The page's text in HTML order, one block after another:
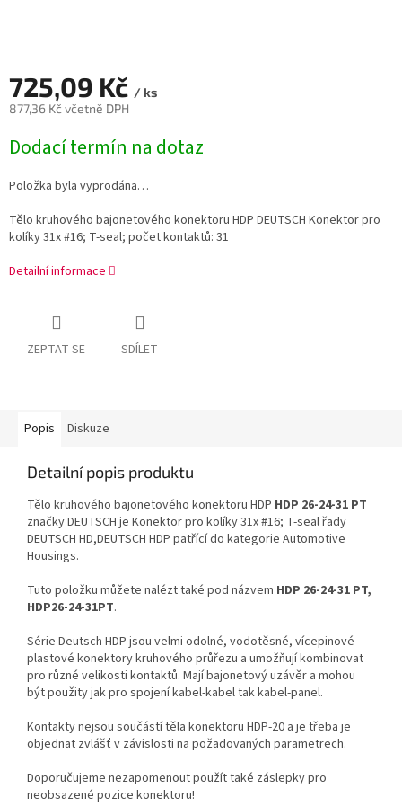
725,09 Kč / ks
877,36 Kč včetně DPH
cena:
Dodací termín na dotaz
Položka byla vyprodána…
Tělo kruhového bajonetového konektoru HDP DEUTSCH Konektor pro
kolíky 31x #16; T-seal; počet kontaktů: 31
Detailní informace
ZEPTAT SE SDÍLET
Popis Diskuze
Detailní popis produktu
Tělo kruhového bajonetového konektoru HDP HDP 26-24-31 PT
značky DEUTSCH je Konektor pro kolíky 31x #16; T-seal řady
DEUTSCH HD,DEUTSCH HDP patřící do kategorie Automotive
Housings.
Tuto položku můžete nalézt také pod názvem HDP 26-24-31 PT,
HDP26-24-31PT.
Série Deutsch HDP jsou velmi odolné, vodotěsné, vícepinové
plastové konektory kruhového průřezu a umožňují kombinovat
pro různé velikosti kontaktů. Mají bajonetový uzávěr a mohou
být použity jak pro spojení kabel-kabel tak kabel-panel.
Kontakty nejsou součástí těla konektoru HDP-20 a je třeba je
objednat zvlášť v závislosti na požadovaných parametrech.
Doporučujeme nezapomenout použít také záslepky pro
neobsazené pozice konektoru!